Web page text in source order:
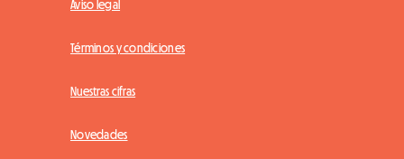
Aviso legal
Términos y condiciones
Nuestras cifras
Novedades